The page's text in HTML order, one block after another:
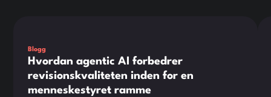
Blogg
Hvordan agentic AI forbedrer
revisionskvaliteten inden for en
menneskestyret ramme